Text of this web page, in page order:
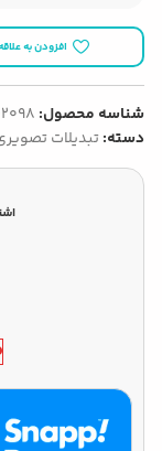
افزودن به
شناسه محصول:
دسته:تبدیلات